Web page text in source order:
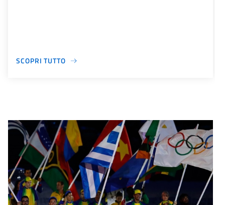
SCOPRI TUTTO